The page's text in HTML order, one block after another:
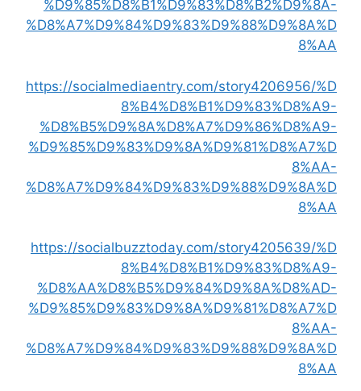
%D9%85%D8%B1%D9%83%D8%B2%D9%8A-
%D8%A7%D9%84%D9%83%D9%88%D9%8A%D
8%AA
https://socialmediaentry.com/story4206956/%D
8%B4%D8%B1%D9%83%D8%A9-
%D8%B5%D9%8A%D8%A7%D9%86%D8%A9-
%D9%85%D9%83%D9%8A%D9%81%D8%A7%D
8%AA-
%D8%A7%D9%84%D9%83%D9%88%D9%8A%D
8%AA
https://socialbuzztoday.com/story4205639/%D
8%B4%D8%B1%D9%83%D8%A9-
%D8%AA%D8%B5%D9%84%D9%8A%D8%AD-
%D9%85%D9%83%D9%8A%D9%81%D8%A7%D
8%AA-
%D8%A7%D9%84%D9%83%D9%88%D9%8A%D
8%AA